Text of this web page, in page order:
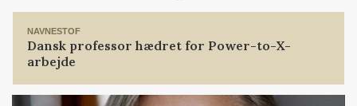
NAVNESTOF
Dansk professor hædret for Power-to-X-
arbejde